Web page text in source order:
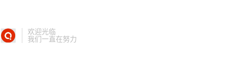
欢迎光临
我们一直在努力